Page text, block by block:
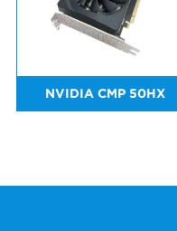
NVIDIA CMP 50HX